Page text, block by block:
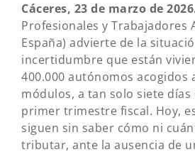
Cáceres, 23 de marzo de
Profesionales y Trabajadores
España) advierte de la
incertidumbre que están
400.000 autónomos acogidos
módulos, a tan solo siete días
primer trimestre fiscal. Hoy,
siguen sin saber cómo ni
tributar, ante la ausencia de